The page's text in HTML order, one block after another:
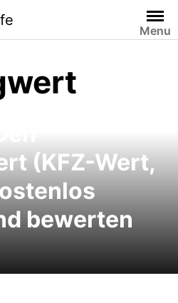
Menu
(KFZ-Wert,
bewerten